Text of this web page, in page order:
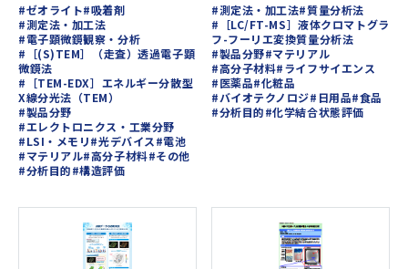
#ゼオライト#吸着剤
#測定法・加工法
#電子顕微鏡観察・分析
#［(S)TEM］（走査）透過電子顕
微鏡法
#［TEM-EDX］エネルギー分散型
X線分光法（TEM）
#製品分野
#エレクトロニクス・工業分野
#LSI・メモリ#光デバイス#電池
#マテリアル#高分子材料#その他
#分析目的#構造評価
#測定法・加工法#質量分析法
#［LC/FT-MS］液体クロマトグラ
フ-フーリエ変換質量分析法
#製品分野#マテリアル
#高分子材料#ライフサイエンス
#医薬品#化粧品
#バイオテクノロジ#日用品#食品
#分析目的#化学結合状態評価